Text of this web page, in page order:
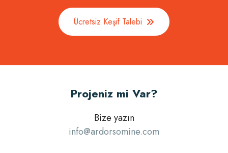
Ücretsiz Keşif Talebi
Projeniz mi Var?
Bize yazın
info@ardorsomine.com